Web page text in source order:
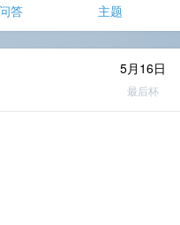
问答 主题
5月16日
最后杯